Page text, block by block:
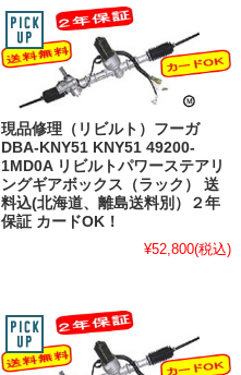
現品修理（リビルト）フーガ
DBA-KNY51 KNY51 49200-
1MD0A リビルトパワーステアリ
ングギアボックス（ラック） 送
料込(北海道、離島送料別）２年
保証 カードOK！
¥52,800(税込)